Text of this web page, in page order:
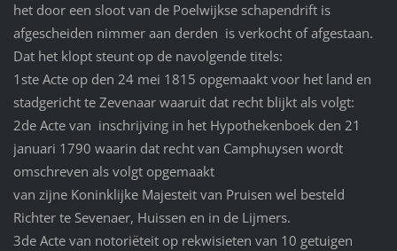
het door een sloot van de Poelwijkse schapendrift is
afgescheiden nimmer aan derden is verkocht of afgestaan.
Dat het klopt steunt op de navolgende titels:
1ste Acte op den 24 mei 1815 opgemaakt voor het land en
stadgericht te Zevenaar waaruit dat recht blijkt als volgt:
2de Acte van inschrijving in het Hypothekenboek den 21
januari 1790 waarin dat recht van Camphuysen wordt
omschreven als volgt opgemaakt
van zijne Koninklijke Majesteit van Pruisen wel besteld
Richter te Sevenaer, Huissen en in de Lijmers.
3de Acte van notoriëteit op rekwisieten van 10 getuigen